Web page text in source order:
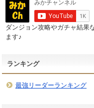
ダンジョン攻略やガチャ結果
ます♪
ランキング
最強リーダーランキング